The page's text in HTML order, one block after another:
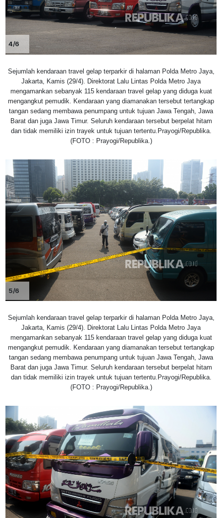
4/6
Sejumlah kendaraan travel gelap terparkir di halaman Polda Metro Jaya,
Jakarta, Kamis (29/4). Direktorat Lalu Lintas Polda Metro Jaya
mengamankan sebanyak 115 kendaraan travel gelap yang diduga kuat
mengangkut pemudik. Kendaraan yang diamanakan tersebut tertangkap
tangan sedang membawa penumpang untuk tujuan Jawa Tengah, Jawa
Barat dan juga Jawa Timur. Seluruh kendaraan tersebut berpelat hitam
dan tidak memiliki izin trayek untuk tujuan tertentu.Prayogi/Republika.
(FOTO : Prayogi/Republika.)
5/6
Sejumlah kendaraan travel gelap terparkir di halaman Polda Metro Jaya,
Jakarta, Kamis (29/4). Direktorat Lalu Lintas Polda Metro Jaya
mengamankan sebanyak 115 kendaraan travel gelap yang diduga kuat
mengangkut pemudik. Kendaraan yang diamanakan tersebut tertangkap
tangan sedang membawa penumpang untuk tujuan Jawa Tengah, Jawa
Barat dan juga Jawa Timur. Seluruh kendaraan tersebut berpelat hitam
dan tidak memiliki izin trayek untuk tujuan tertentu.Prayogi/Republika.
(FOTO : Prayogi/Republika.)